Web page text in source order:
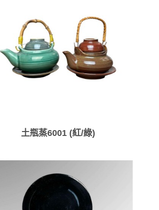
土瓶蒸6001 (紅/綠)